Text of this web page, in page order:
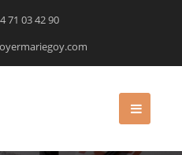
71 03 42 90